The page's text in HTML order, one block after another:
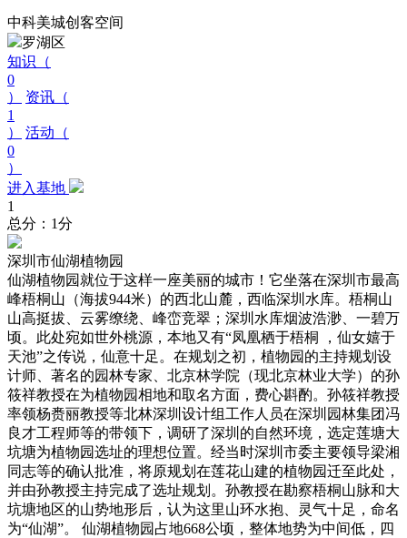
中科美城创客空间
罗湖区
知识（
0
）
资讯（
1
）
活动（
0
）
进入基地
1
总分：1分
深圳市仙湖植物园
仙湖植物园就位于这样一座美丽的城市！它坐落在深圳市最高
峰梧桐山（海拔944米）的西北山麓，西临深圳水库。梧桐山
山高挺拔、云雾缭绕、峰峦竞翠；深圳水库烟波浩渺、一碧万
顷。此处宛如世外桃源，本地又有“凤凰栖于梧桐 ，仙女嬉于
天池”之传说，仙意十足。在规划之初，植物园的主持规划设
计师、著名的园林专家、北京林学院（现北京林业大学）的孙
筱祥教授在为植物园相地和取名方面，费心斟酌。孙筱祥教授
率领杨赉丽教授等北林深圳设计组工作人员在深圳园林集团冯
良才工程师等的带领下，调研了深圳的自然环境，选定莲塘大
坑塘为植物园选址的理想位置。经当时深圳市委主要领导梁湘
同志等的确认批准，将原规划在莲花山建的植物园迁至此处，
并由孙教授主持完成了选址规划。孙教授在勘察梧桐山脉和大
坑塘地区的山势地形后，认为这里山环水抱、灵气十足，命名
为“仙湖”。 仙湖植物园占地668公顷，整体地势为中间低，四